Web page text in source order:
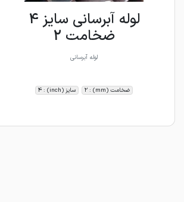
لوله آبرسانی سایز 4
ضخامت 2
لوله آبرسانی
ضخامت (mm) : 2 سایز (inch) : 4